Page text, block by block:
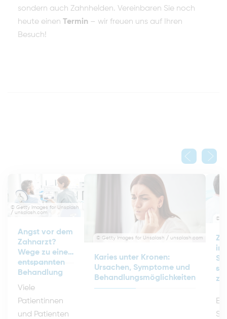
sondern auch Zahnhelden. Vereinbaren Sie noch
heute einen Termin – wir freuen uns auf Ihren
Besuch!
© Getty Images for Unsplash
/ unsplash.com
Angst vor dem
Zahnarzt?
Wege zu einer
entspannten
Behandlung
Viele
Patientinnen
und Patienten
© Getty Images for Unsplash / unsplash.com
Karies unter Kronen:
Ursachen, Symptome und
Behandlungsmöglichkeiten
©
in